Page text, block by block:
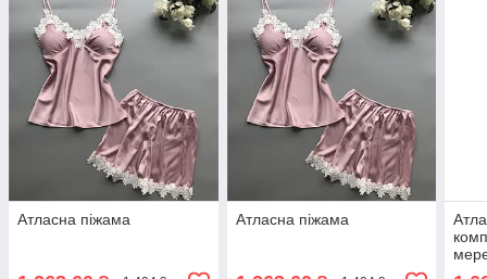
Атласна піжама Атласна піжама